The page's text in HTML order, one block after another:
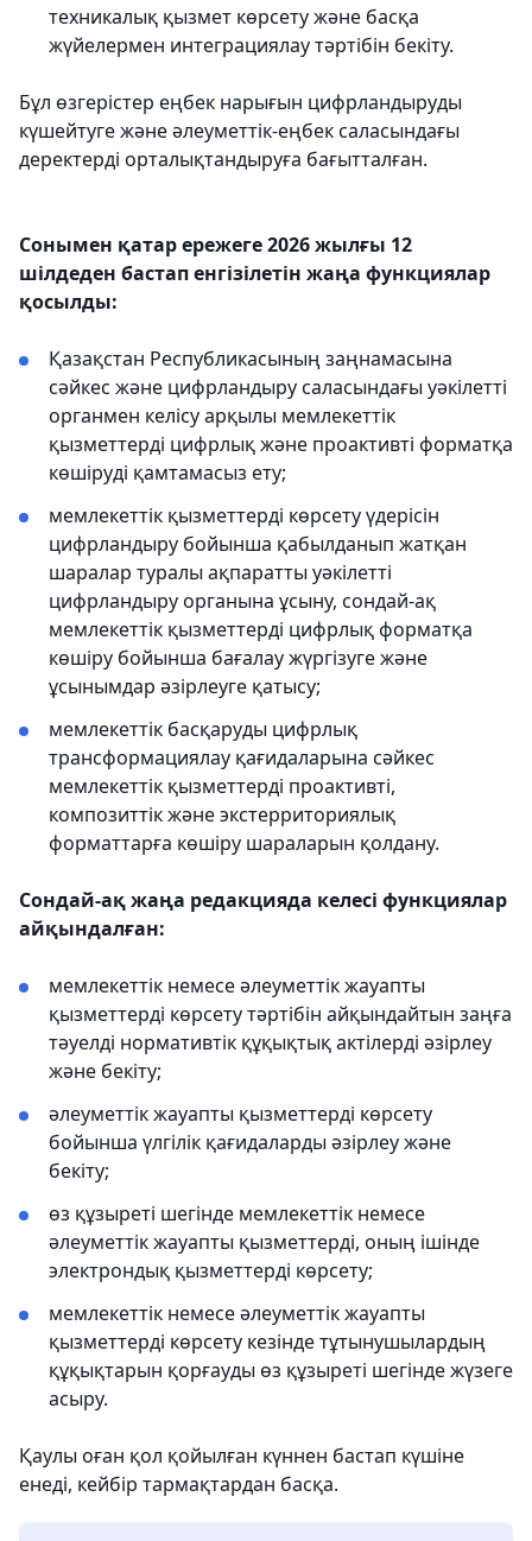
техникалық қызмет көрсету және басқа
жүйелермен интеграциялау тәртібін бекіту.
Бұл өзгерістер еңбек нарығын цифрландыруды
күшейтуге және әлеуметтік-еңбек саласындағы
деректерді орталықтандыруға бағытталған.
Сонымен қатар ережеге 2026 жылғы 12
шілдеден бастап енгізілетін жаңа функциялар
қосылды:
Қазақстан Республикасының заңнамасына
сәйкес және цифрландыру саласындағы уәкілетті
органмен келісу арқылы мемлекеттік
қызметтерді цифрлық және проактивті форматқа
көшіруді қамтамасыз ету;
мемлекеттік қызметтерді көрсету үдерісін
цифрландыру бойынша қабылданып жатқан
шаралар туралы ақпаратты уәкілетті
цифрландыру органына ұсыну, сондай-ақ
мемлекеттік қызметтерді цифрлық форматқа
көшіру бойынша бағалау жүргізуге және
ұсынымдар әзірлеуге қатысу;
мемлекеттік басқаруды цифрлық
трансформациялау қағидаларына сәйкес
мемлекеттік қызметтерді проактивті,
композиттік және экстерриториялық
форматтарға көшіру шараларын қолдану.
Сондай-ақ жаңа редакцияда келесі функциялар
айқындалған:
мемлекеттік немесе әлеуметтік жауапты
қызметтерді көрсету тәртібін айқындайтын заңға
тәуелді нормативтік құқықтық актілерді әзірлеу
және бекіту;
әлеуметтік жауапты қызметтерді көрсету
бойынша үлгілік қағидаларды әзірлеу және
бекіту;
өз құзыреті шегінде мемлекеттік немесе
әлеуметтік жауапты қызметтерді, оның ішінде
электрондық қызметтерді көрсету;
мемлекеттік немесе әлеуметтік жауапты
қызметтерді көрсету кезінде тұтынушылардың
құқықтарын қорғауды өз құзыреті шегінде жүзеге
асыру.
Қаулы оған қол қойылған күннен бастап күшіне
енеді, кейбір тармақтардан басқа.